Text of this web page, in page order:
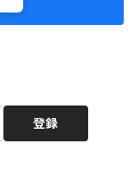
登録